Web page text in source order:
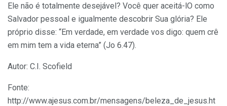
Ele não é totalmente desejável? Você quer aceitá-lO como
Salvador pessoal e igualmente descobrir Sua glória? Ele
próprio disse: “Em verdade, em verdade vos digo: quem crê
em mim tem a vida eterna” (Jo 6.47).
Autor: C.I. Scofield
Fonte:
http://www.ajesus.com.br/mensagens/beleza_de_jesus.ht